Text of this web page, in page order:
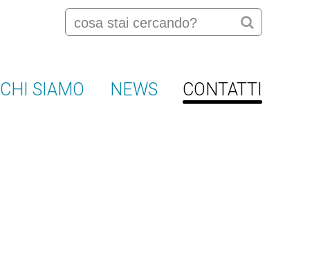
CHI SIAMO NEWS CONTATTI